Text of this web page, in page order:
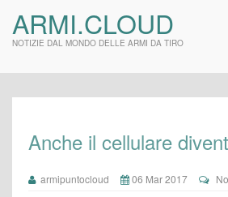
ARMI.CLOUD
NOTIZIE DAL MONDO DELLE ARMI DA TIRO
Anche il cellulare
armipuntocloud 06 Mar 2017